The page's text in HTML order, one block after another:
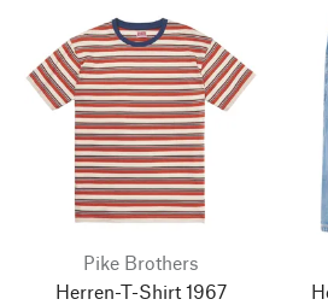
Pike Brothers
Herren-T-Shirt 1967